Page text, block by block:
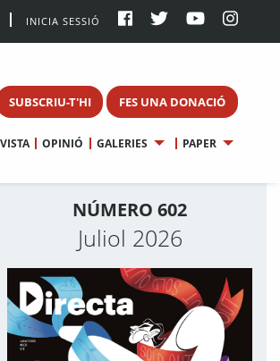
INICIA SESSIÓ
SUBSCRIU-T'HI FES UNA DONACIÓ
OPINIÓ GALERIES PAPER
NÚMERO 602
Juliol 2026